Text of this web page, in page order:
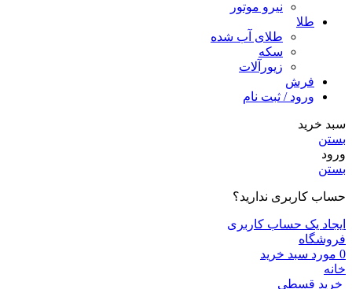
نیرو موتور
طلا
طلای آب شده
سکه
زیورآلات
فرش
ورود / ثبت نام
سبد خرید
بستن
ورود
بستن
حساب کاربری ندارید؟
ایجاد یک حساب کاربری
فروشگاه
0 مورد سبد خرید
خانه
خرید قسطی